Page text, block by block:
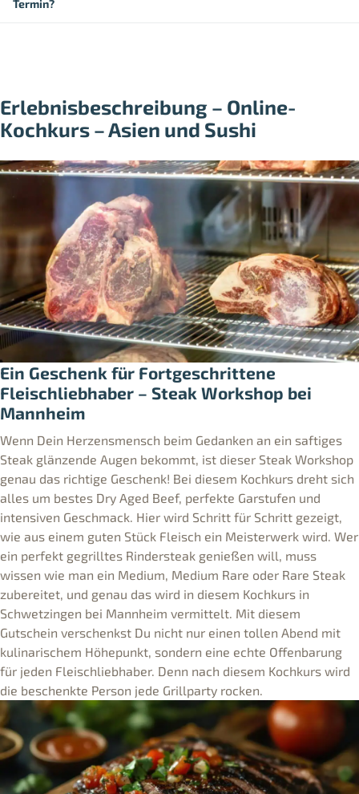
Termin?
Erlebnisbeschreibung – Online-
Kochkurs – Asien und Sushi
Ein Geschenk für Fortgeschrittene
Fleischliebhaber – Steak Workshop bei
Mannheim
Wenn Dein Herzensmensch beim Gedanken an ein saftiges
Steak glänzende Augen bekommt, ist dieser Steak Workshop
genau das richtige Geschenk! Bei diesem Kochkurs dreht sich
alles um bestes Dry Aged Beef, perfekte Garstufen und
intensiven Geschmack. Hier wird Schritt für Schritt gezeigt,
wie aus einem guten Stück Fleisch ein Meisterwerk wird. Wer
ein perfekt gegrilltes Rindersteak genießen will, muss
wissen wie man ein Medium, Medium Rare oder Rare Steak
zubereitet, und genau das wird in diesem Kochkurs in
Schwetzingen bei Mannheim vermittelt. Mit diesem
Gutschein verschenkst Du nicht nur einen tollen Abend mit
kulinarischem Höhepunkt, sondern eine echte Offenbarung
für jeden Fleischliebhaber. Denn nach diesem Kochkurs wird
die beschenkte Person jede Grillparty rocken.